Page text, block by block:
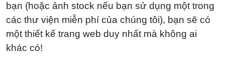
bạn (hoặc ảnh stock nếu bạn sử dụng một trong
các thư viện miễn phí của chúng tôi), bạn sẽ có
một thiết kế trang web duy nhất mà không ai
khác có!